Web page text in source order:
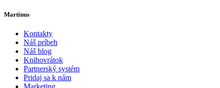
Martinus
Kontakty
Náš príbeh
Náš blog
Knihovrátok
Partnerský systém
Pridaj sa k nám
Marketing